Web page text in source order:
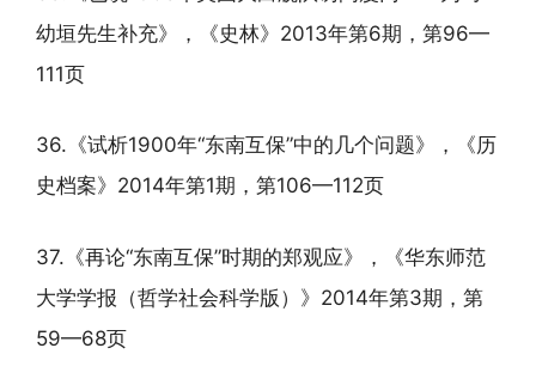
幼垣先生补充》，《史林》2013年第6期，第96—
111页
36.《试析1900年“东南互保”中的几个问题》，《历
史档案》2014年第1期，第106—112页
37.《再论“东南互保”时期的郑观应》，《华东师范
大学学报（哲学社会科学版）》2014年第3期，第
59—68页